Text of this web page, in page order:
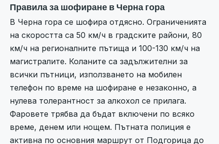
Правила за шофиране в Черна гора
В Черна гора се шофира отдясно. Ограниченията
на скоростта са 50 км/ч в градските райони, 80
км/ч на регионалните пътища и 100-130 км/ч на
магистралите. Коланите са задължителни за
всички пътници, използването на мобилен
телефон по време на шофиране е незаконно, а
нулева толерантност за алкохол се прилага.
Фаровете трябва да бъдат включени по всяко
време, денем или нощем. Пътната полиция е
активна по основния маршрут от Подгорица до